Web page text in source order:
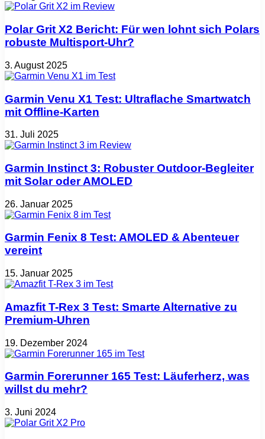
Polar Grit X2 Bericht: Für wen lohnt sich Polars
robuste Multisport‑Uhr?
3. August 2025
Garmin Venu X1 Test: Ultraflache Smartwatch
mit Offline-Karten
31. Juli 2025
Garmin Instinct 3: Robuster Outdoor-Begleiter
mit Solar oder AMOLED
26. Januar 2025
Garmin Fenix 8 Test: AMOLED & Abenteuer
vereint
15. Januar 2025
Amazfit T-Rex 3 Test: Smarte Alternative zu
Premium-Uhren
19. Dezember 2024
Garmin Forerunner 165 Test: Läuferherz, was
willst du mehr?
3. Juni 2024